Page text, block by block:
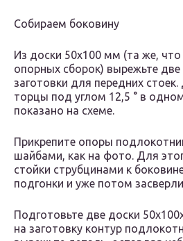
Собираем боковину
Из доски 50х100 мм (та же,
опорных сборок) вырежьте
заготовки для передних
торцы под углом 12,5 ° в
показано на схеме.
Прикрепите опоры
шайбами, как на фото. Для
стойки струбцинами к
подгонки и уже потом
Подготовьте две доски
на заготовку контур